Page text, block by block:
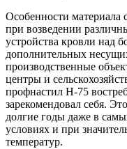
Особенности
при возведении
устройства кровли над
дополнительных
производственные
центры и
профнастил Н-75
зарекомендовал себя.
долгие годы даже в
условиях и при
температур.